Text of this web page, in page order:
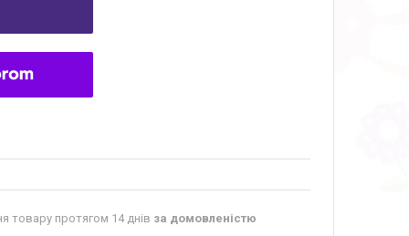
товару протягом 14 днів за домовленістю